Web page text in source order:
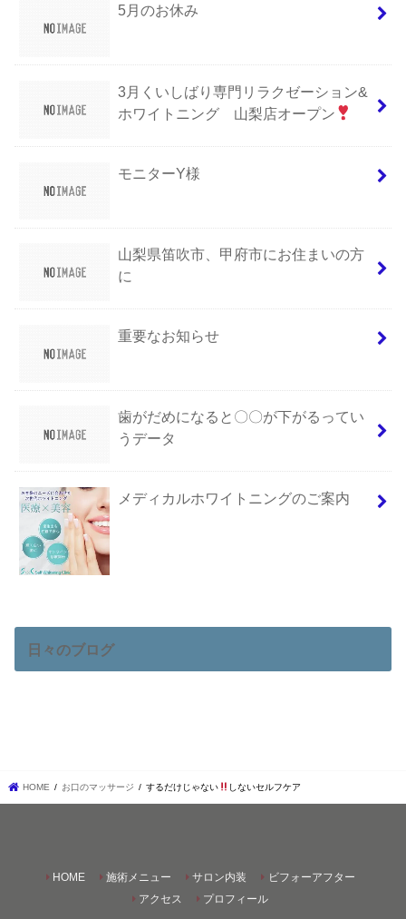
5月のお休み
3月くいしばり専門リラクゼーション&
ホワイトニング 山梨店オープン
モニターY様
山梨県笛吹市、甲府市にお住まいの方
に
重要なお知らせ
歯がだめになると〇〇が下がるってい
うデータ
メディカルホワイトニングのご案内
日々のブログ
HOME お口のマッサージ するだけじゃない しないセルフケア
HOME 施術メニュー サロン内装
ビフォーアフター
アクセス
プロフィール